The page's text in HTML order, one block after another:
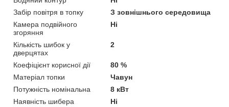
Забір повітря в топку
З зовнішнього середовища
Камера подвійного
згоряння
Ні
Кількість шибок у
дверцятах
2
Коефіцієнт корисної дії
80 %
Матеріал топки
Чавун
Потужність номінальна
8 кВт
Наявність шибера
Ні